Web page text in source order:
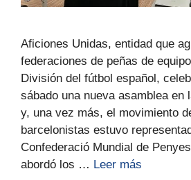
Aficiones Unidas, entidad que
federaciones de peñas de
División del fútbol español,
sábado una nueva asamblea en
y, una vez más, el movimiento
barcelonistas estuvo
Confederació Mundial de
abordó los … Leer más